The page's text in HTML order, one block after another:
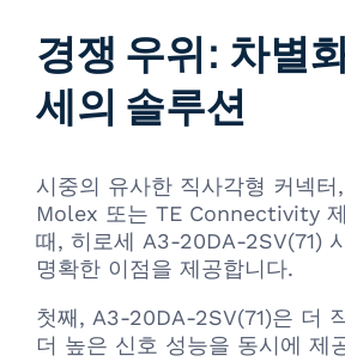
경쟁 우위: 차별
세의 솔루션
시중의 유사한 직사각형 커넥터
Molex 또는 TE Connectivity
때, 히로세 A3-20DA-2SV(71)
명확한 이점을 제공합니다.
첫째, A3-20DA-2SV(71)은 더
더 높은 신호 성능을 동시에 제